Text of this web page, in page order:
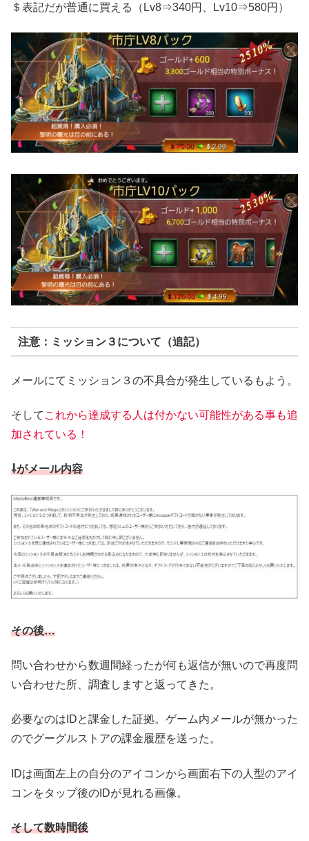
＄表記だが普通に買える（Lv8⇒340円、Lv10⇒580円）
注意：ミッション３について（追記）
メールにてミッション３の不具合が発生しているもよう。
そして これから達成する人は付かない可能性がある事も追
加されている！
⇩がメール内容
その後…
問い合わせから数週間経ったが何も返信が無いので再度問
い合わせた所、調査しますと返ってきた。
必要なのはIDと課金した証拠。ゲーム内メールが無かった
のでグーグルストアの課金履歴を送った。
IDは画面左上の自分のアイコンから画面右下の人型のアイ
コンをタップ後のIDが見れる画像。
そして数時間後